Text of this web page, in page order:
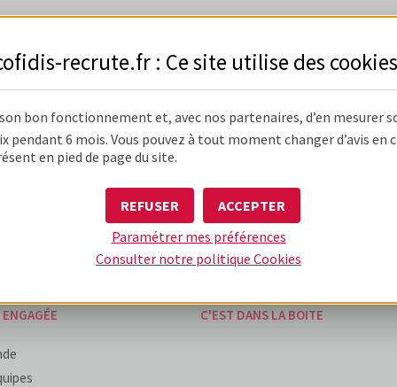
& performant
UNE BOÎTE D'EXPÉRIENCES
Mon expérience de collaborateur
C'EST DANS LA BOITE
recrute.fr : Ce site utilise des cookies
bon fonctionnement et, avec nos partenaires, d’en mesurer
pendant 6 mois. Vous pouvez à tout moment changer d’avis en
en pied de page du site.
ACCEPTER
REFUSER
Paramétrer mes préférences
Consulter notre politique Cookies